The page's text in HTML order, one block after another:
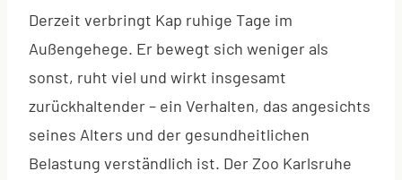
Derzeit verbringt Kap ruhige Tage im
Außengehege. Er bewegt sich weniger als
sonst, ruht viel und wirkt insgesamt
zurückhaltender – ein Verhalten, das angesichts
seines Alters und der gesundheitlichen
Belastung verständlich ist. Der Zoo Karlsruhe